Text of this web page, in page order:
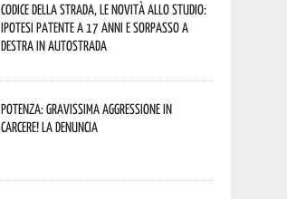
Codice della strada, le novità allo studio:
ipotesi patente a 17 anni e sorpasso a
destra in autostrada
Potenza: gravissima aggressione in
Carcere! La denuncia